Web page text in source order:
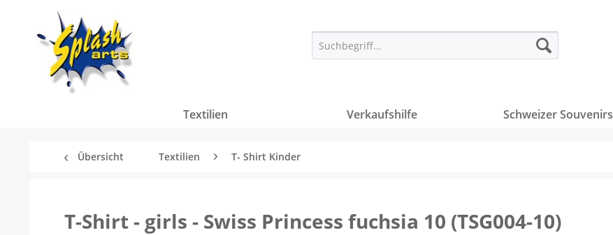
Textilien Verkaufshilfe Schweizer Souvenirs
Übersicht Textilien T- Shirt Kinder
T-Shirt - girls - Swiss Princess fuchsia 10 (TSG004-10)